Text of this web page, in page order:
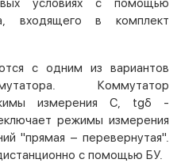
условиях с помощью
входящего в комплект
с одним из вариантов
Коммутатор
измерения C, tgδ -
режимы измерения
"прямая – перевернутая".
с помощью БУ.